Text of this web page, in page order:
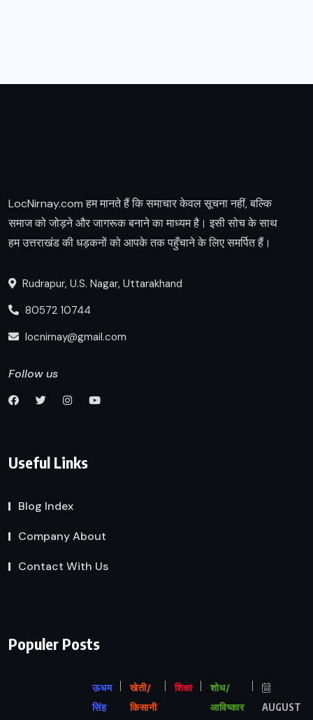
LocNirnay.com हम मानते हैं कि समाचार केवल सूचना नहीं, बल्कि
समाज को जोड़ने और जागरूक बनाने का माध्यम है। इसी सोच के साथ
हम उत्तराखंड की धड़कनों को आपके तक पहुँचाने के लिए समर्पित हैं।
Rudrapur, U.S. Nagar, Uttarakhand
80572 10744
locnirnay@gmail.com
Follow us
Useful Links
Blog Index
Company About
Contact With Us
Populer Posts
ऊधम
सिंह
खेती/
किसानी
शिक्षा
शोध/
आविष्कार
AUGUST